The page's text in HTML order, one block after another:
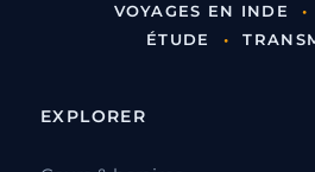
VOYAGES EN INDE
•
ÉTUDE
•
EXPLORER